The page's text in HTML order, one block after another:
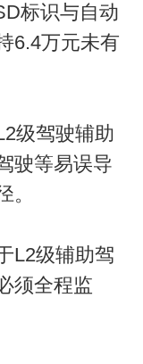
标识与自动
6.4万元未有
级驾驶辅助
驶等易误导
。
L2级辅助驾
须全程监